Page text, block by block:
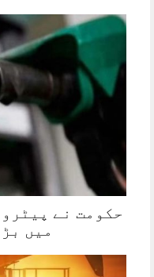
حکومت نے
میں